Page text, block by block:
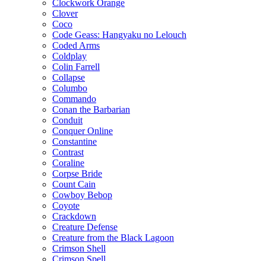
Clockwork Orange
Clover
Coco
Code Geass: Hangyaku no Lelouch
Coded Arms
Coldplay
Colin Farrell
Collapse
Columbo
Commando
Conan the Barbarian
Conduit
Conquer Online
Constantine
Contrast
Coraline
Corpse Bride
Count Cain
Cowboy Bebop
Coyote
Crackdown
Creature Defense
Creature from the Black Lagoon
Crimson Shell
Crimson Spell